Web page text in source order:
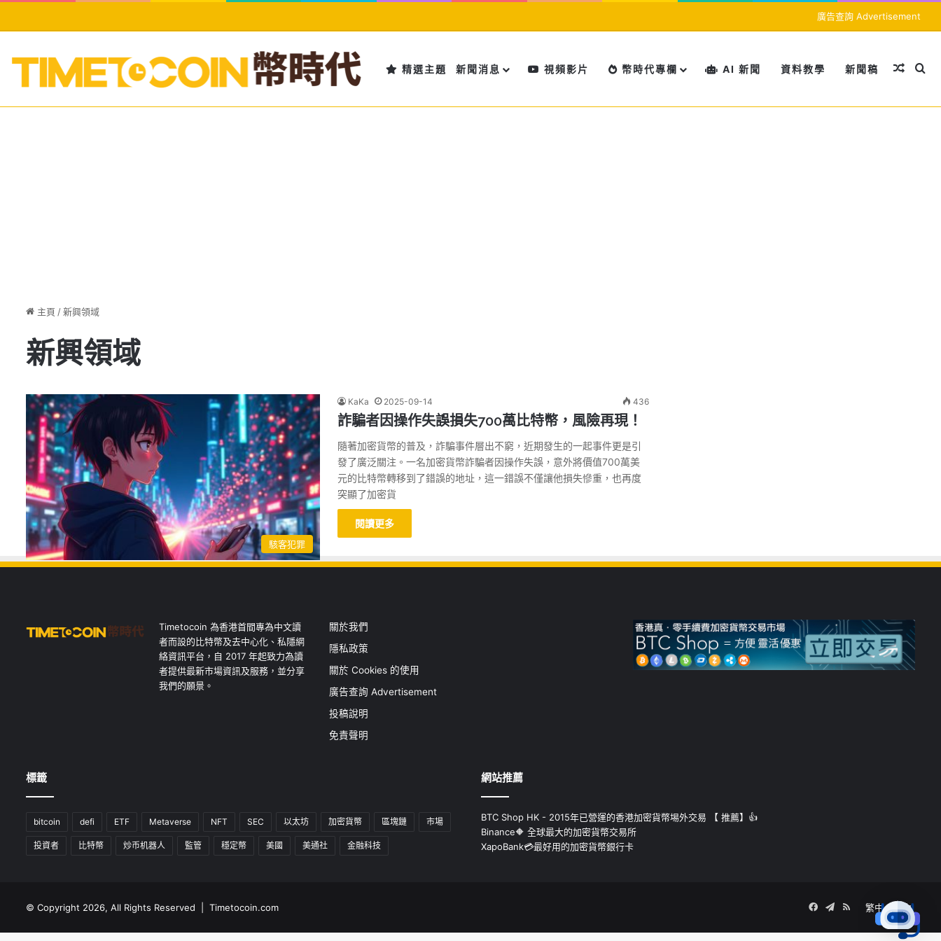
廣告查詢 Advertisement
精選主題 新聞消息 視頻影片 幣時代專欄 AI 新聞 資料教學 新聞稿 隨機文
搜
主頁 /新興領域
新興領域
駭客犯罪
KaKa 2025-09-14 436
詐騙者因操作失誤損失700萬比特幣，風險再現！
隨著加密貨幣的普及，詐騙事件層出不窮，近期發生的一起事件更是引
發了廣泛關注。一名加密貨幣詐騙者因操作失誤，意外將價值700萬美
元的比特幣轉移到了錯誤的地址，這一錯誤不僅讓他損失慘重，也再度
突顯了加密貨
閱讀更多
Timetocoin 為香港首間專為中文讀
者而設的比特幣及去中心化、私隱網
絡資訊平台，自 2017 年起致力為讀
者提供最新市場資訊及服務，並分享
我們的願景。
關於我們
隱私政策
關於 Cookies 的使用
廣告查詢 Advertisement
投稿說明
免責聲明
標籤
bitcoin defi ETF Metaverse NFT SEC 以太坊 加密貨幣 區塊鏈 市場
投資者 比特幣 炒币机器人 監管 穩定幣 美國 美通社 金融科技
網站推薦
BTC Shop HK - 2015年已營運的香港加密貨幣埸外交易 【 推薦】👍
Binance🔶 全球最大的加密貨幣交易所
XapoBank💳最好用的加密貨幣銀行卡
© Copyright 2026, All Rights Reserved | Timetocoin.com 繁中 簡中
Facebook
Telegram
RSS